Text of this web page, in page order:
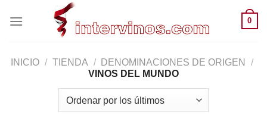
0
INICIO / TIENDA / DENOMINACIONES DE ORIGEN
/
VINOS DEL MUNDO